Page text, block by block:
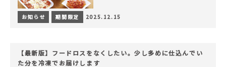
お知らせ 期間限定 2025.12.15
【最新版】フードロスをなくしたい。少し多めに仕込んでい
た分を冷凍でお届けします